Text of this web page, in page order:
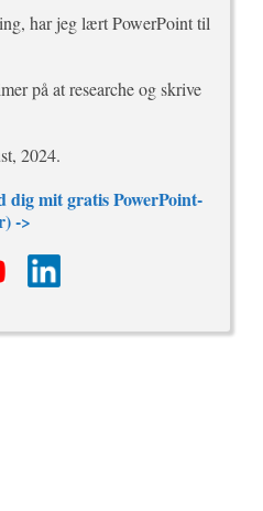
har jeg lært PowerPoint til
på at researche og skrive
2024.
dig mit gratis PowerPoint-
->